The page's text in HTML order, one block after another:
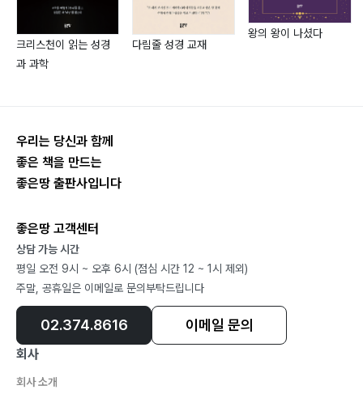
크리스천이 읽는 성경
과 과학
다림줄 성경 교재
왕의 왕이 나셨다
우리는 당신과 함께
좋은 책을 만드는
좋은땅 출판사입니다
좋은땅 고객센터
상담 가능 시간
평일 오전 9시 ~ 오후 6시 (점심 시간 12 ~ 1시 제외)
주말, 공휴일은 이메일로 문의부탁드립니다
02.374.8616 이메일 문의
회사
회사 소개